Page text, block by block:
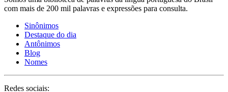
com mais de 200 mil palavras e expressões para consulta.
Sinônimos
Destaque do dia
Antônimos
Blog
Nomes
Redes sociais: